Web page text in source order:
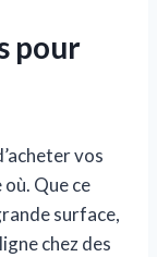
pour
vos
Que ce
surface,
chez des